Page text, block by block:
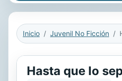
Inicio Juvenil No Ficción
Hasta que lo